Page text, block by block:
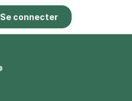
Se connecter